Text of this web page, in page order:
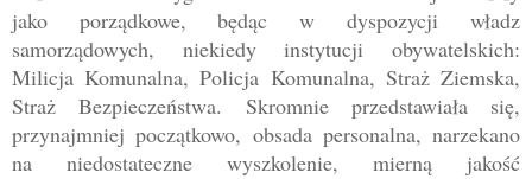
jako porządkowe, będąc w dyspozycji władz
samorządowych, niekiedy instytucji obywatelskich:
Milicja Komunalna, Policja Komunalna, Straż Ziemska,
Straż Bezpieczeństwa. Skromnie przedstawiała się,
przynajmniej początkowo, obsada personalna, narzekano
na niedostateczne wyszkolenie, mierną jakość